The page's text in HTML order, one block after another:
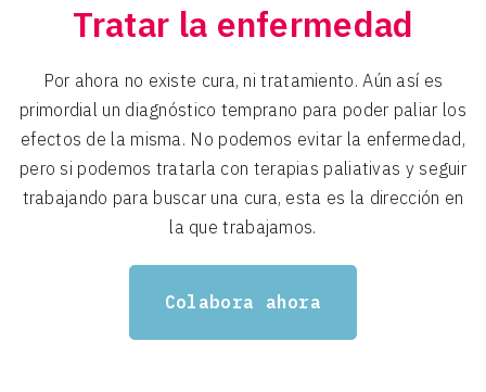
Tratar la enfermedad
Por ahora no existe cura, ni tratamiento. Aún así es
primordial un diagnóstico temprano para poder paliar los
efectos de la misma. No podemos evitar la enfermedad,
pero si podemos tratarla con terapias paliativas y seguir
trabajando para buscar una cura, esta es la dirección en
la que trabajamos.
Colabora ahora